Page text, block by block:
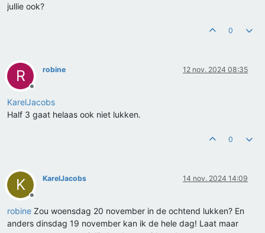
jullie ook?
0
R
Offline
robine 12 nov. 2024 08:35
KarelJacobs
Half 3 gaat helaas ook niet lukken.
0
K
Offline
KarelJacobs 14 nov. 2024 14:09
robine Zou woensdag 20 november in de ochtend lukken? En
anders dinsdag 19 november kan ik de hele dag! Laat maar